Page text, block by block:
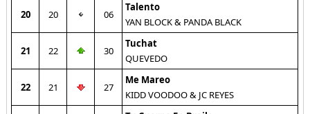
20 20 06
Talento
YAN BLOCK & PANDA BLACK
21 22 30
Tuchat
QUEVEDO
22 21 27
Me Mareo
KIDD VOODOO & JC REYES